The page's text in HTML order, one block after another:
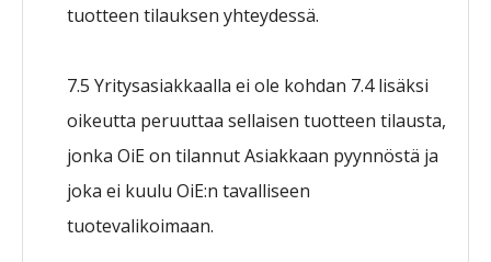
tuotteen tilauksen yhteydessä.
7.5 Yritysasiakkaalla ei ole kohdan 7.4 lisäksi
oikeutta peruuttaa sellaisen tuotteen tilausta,
jonka OiE on tilannut Asiakkaan pyynnöstä ja
joka ei kuulu OiE:n tavalliseen
tuotevalikoimaan.